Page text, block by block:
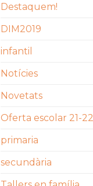
Destaquem!
DIM2019
infantil
Notícies
Novetats
Oferta escolar 21-22
primaria
secundària